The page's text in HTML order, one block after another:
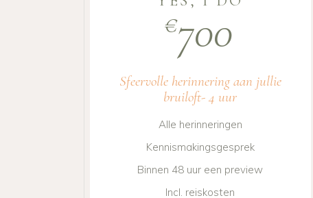
€700
Sfeervolle herinnering aan jullie
bruiloft- 4 uur
Alle herinneringen
Kennismakingsgesprek
Binnen 48 uur een preview
Incl. reiskosten